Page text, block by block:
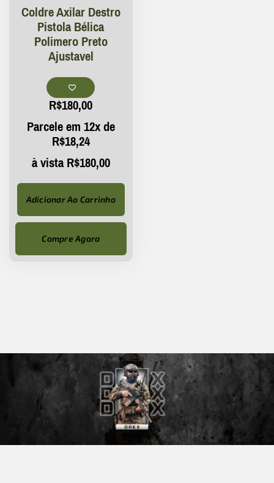
Coldre Axilar Destro
Pistola Bélica
Polimero Preto
Ajustavel
R$180,00
Parcele em 12x de
R$18,24
à vistaR$180,00
Adicionar Ao Carrinho
Compre Agora